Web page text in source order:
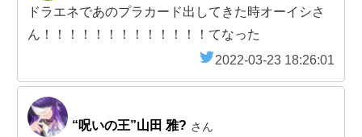
ドラエネであのプラカード出してきた時オーイシさ
ん！！！！！！！！！！！！！てなった
2022-03-23 18:26:01
“呪いの王”山田 雅? さん